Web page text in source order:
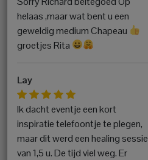
helaas ,maar wat bent u een
geweldig medium Chapeau
groetjes Rita
Lay
Ik dacht eventje een kort
inspiratie telefoontje te plegen,
maar dit werd een healing sessie
van 1,5 u. De tijd viel weg. Er